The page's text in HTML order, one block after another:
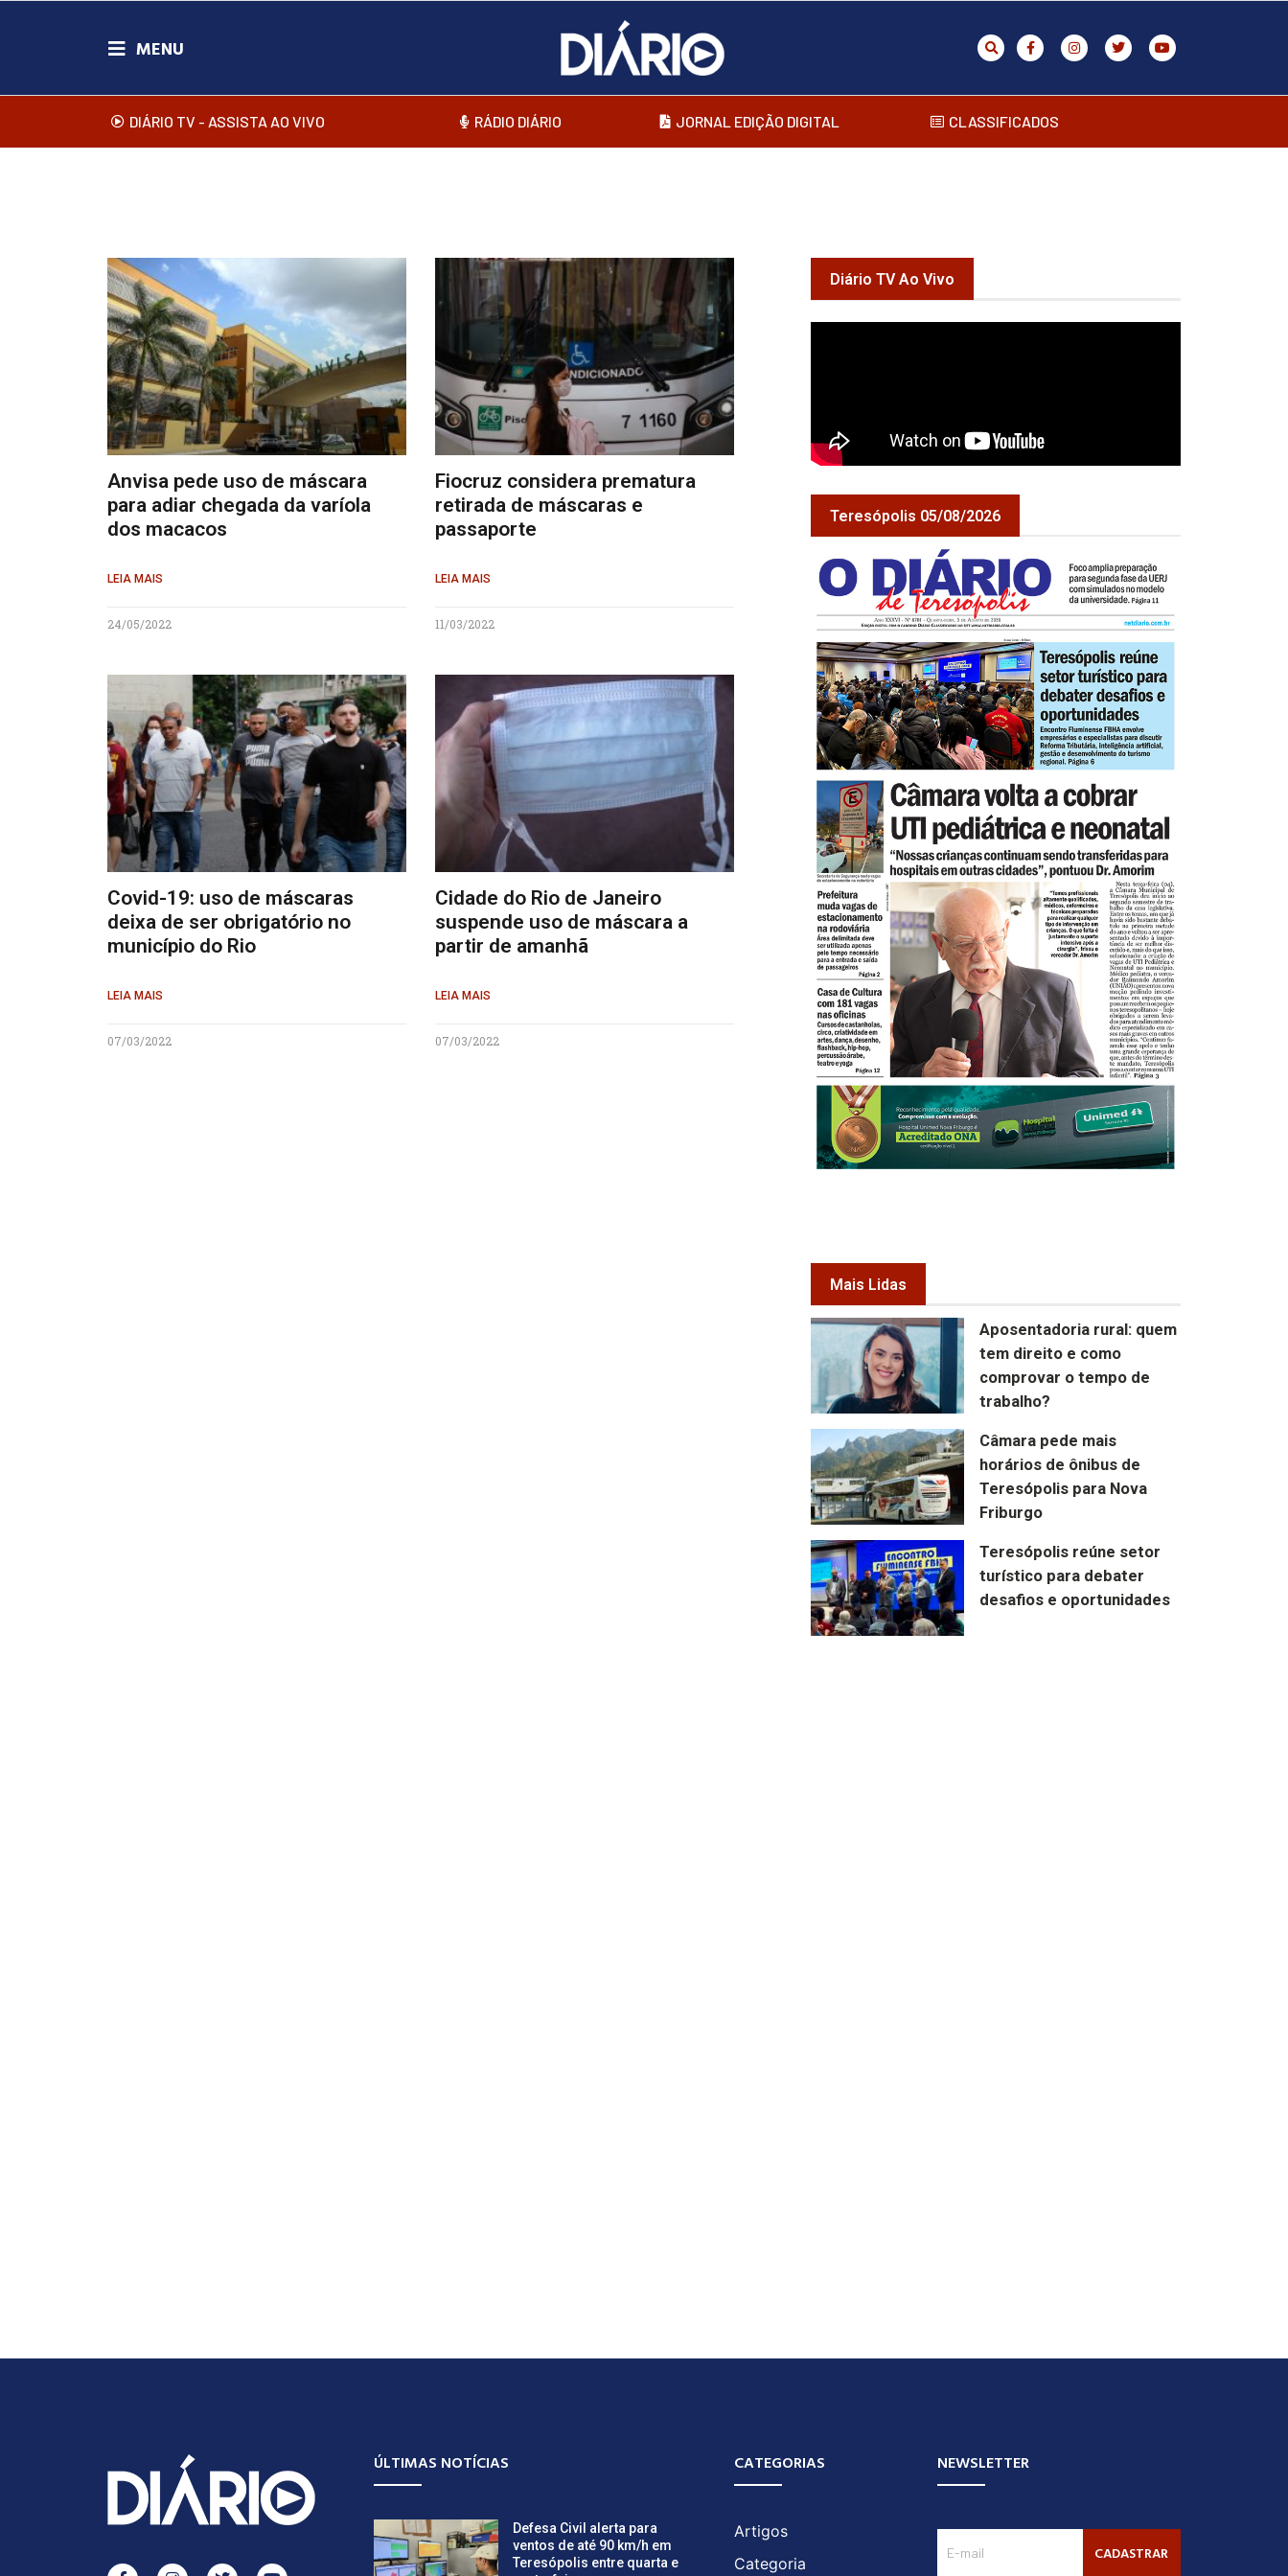
DIÁRIO TV - ASSISTA AO VIVO RÁDIO DIÁRIO JORNAL EDIÇÃO DIGITAL CLASSIFICADOS
Anvisa pede uso de máscara
para adiar chegada da varíola
dos macacos
LEIA MAIS
24/05/2022
Fiocruz considera prematura
retirada de máscaras e
passaporte
LEIA MAIS
11/03/2022
Covid-19: uso de máscaras
deixa de ser obrigatório no
município do Rio
LEIA MAIS
07/03/2022
Cidade do Rio de Janeiro
suspende uso de máscara a
partir de amanhã
LEIA MAIS
07/03/2022
Diário TV Ao Vivo
Teresópolis 05/08/2026
Mais Lidas
Aposentadoria rural: quem
tem direito e como
comprovar o tempo de
trabalho?
Câmara pede mais
horários de ônibus de
Teresópolis para Nova
Friburgo
Teresópolis reúne setor
turístico para debater
desafios e oportunidades
ÚLTIMAS NOTÍCIAS
Defesa Civil alerta para
ventos de até 90 km/h em
Teresópolis entre quarta e
CATEGORIAS
Artigos
Categoria
NEWSLETTER
CADASTRAR